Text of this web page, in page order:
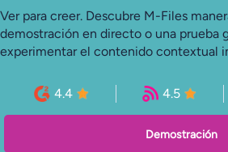
Ver para creer. Descubre M-Files
demostración en directo o una prueba
experimentar el contenido contextual
4.4 4.5
Demostración